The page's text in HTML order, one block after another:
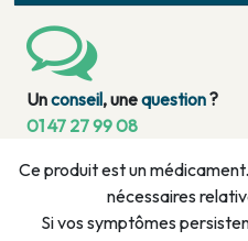
Unconseil, unequestion?
01 47 27 99 08
Ce produit est un
nécessaires
Si vos symptômes